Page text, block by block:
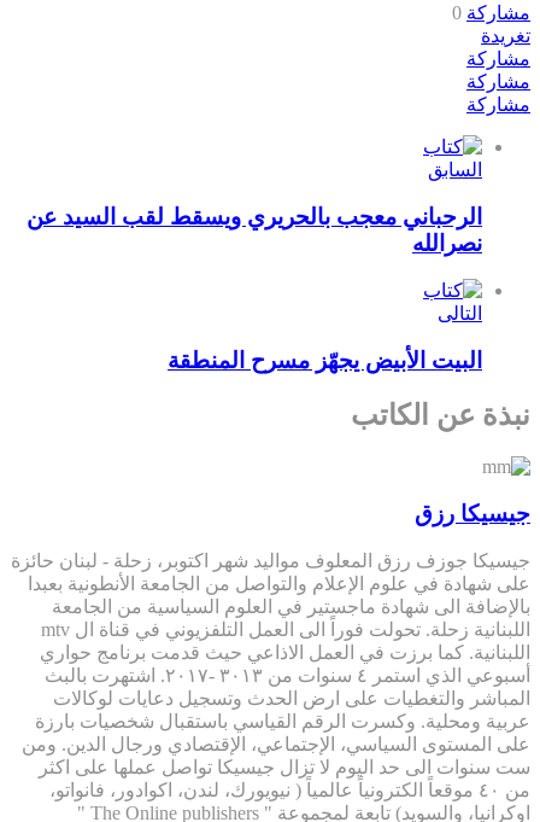
مشاركة 0
تغريدة
مشاركة
مشاركة
مشاركة
السابق
الرحباني معجب بالحريري ويسقط لقب السيد عن
نصرالله
التالى
البيت الأبيض يجهّز مسرح المنطقة
نبذة عن الكاتب
جيسيكا رزق
جيسيكا جوزف رزق المعلوف مواليد شهر اكتوبر، زحلة - لبنان حائزة
على شهادة في علوم الإعلام والتواصل من الجامعة الأنطونية بعبدا
بالإضافة الى شهادة ماجستير في العلوم السياسية من الجامعة
اللبنانية زحلة. تحولت فوراً الى العمل التلفزيوني في قناة ال mtv
اللبنانية. كما برزت في العمل الاذاعي حيث قدمت برنامج حواري
أسبوعي الذي استمر ٤ سنوات من ٣٠١٣ -٢٠١٧. اشتهرت بالبث
المباشر والتغطيات على ارض الحدث وتسجيل دعايات لوكالات
عربية ومحلية. وكسرت الرقم القياسي باستقبال شخصيات بارزة
على المستوى السياسي، الإجتماعي، الإقتصادي ورجال الدين. ومن
ست سنوات الى حد اليوم لا تزال جيسيكا تواصل عملها على اكثر
من ٤٠ موقعاً الكترونياً عالمياً ( نيويورك، لندن، اكوادور، فانواتو،
اوكرانيا، والسويد) تابعة لمجموعة " The Online publishers "